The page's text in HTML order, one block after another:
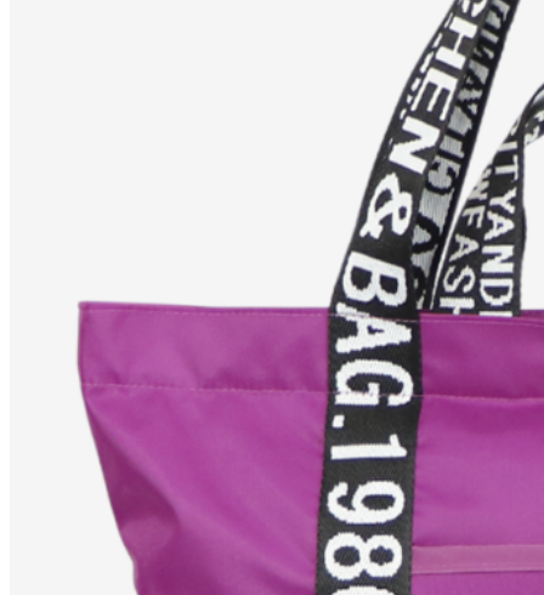
О нас
Каталог
Шоперы
Женские
сумки
Ключницы
Кошельки
Рюкзак
Одежда
Контакты
sign in
О нас
Каталог
Контакты
User Login
0₽0,00